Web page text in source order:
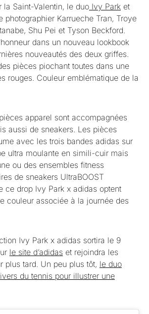
la Saint-Valentin, le duo Ivy Park et
photographier Karrueche Tran, Troye
Shu Pei et Tyson Beckford.
dans un nouveau lookbook
nouveautés des deux griffes.
pièces piochant toutes dans une
rouges. Couleur emblématique de la
apparel sont accompagnées
aussi de sneakers. Les pièces
avec les trois bandes adidas sur
ultra moulante en simili-cuir mais
ou des ensembles fitness
de sneakers UltraBOOST
ce drop Ivy Park x adidas optent
couleur associée à la journée des
Ivy Park x adidas sortira le 9
le site d’adidas et rejoindra les
plus tard. Un peu plus tôt, le duo
du tennis pour illustrer une